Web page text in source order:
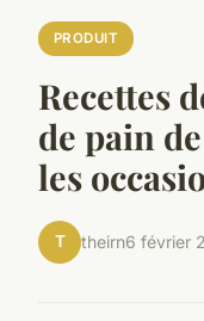
PRODUIT
Recettes
de pain
les
T theirn6 février